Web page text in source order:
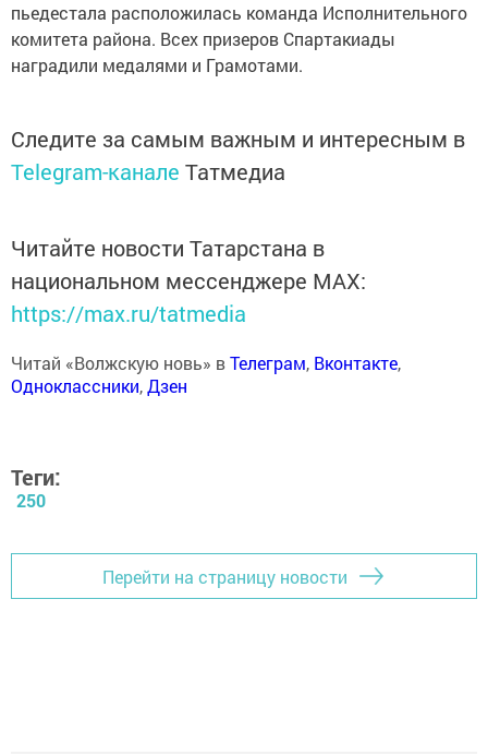
пьедестала расположилась команда Исполнительного
комитета района. Всех призеров Спартакиады
наградили медалями и Грамотами.
Следите за самым важным и интересным в
Telegram-канале Татмедиа
Читайте новости Татарстана в
национальном мессенджере MАХ:
https://max.ru/tatmedia
Читай «Волжскую новь» вТелеграм, Вконтакте,
Одноклассники,Дзен
Теги:
250
Перейти на страницу новости